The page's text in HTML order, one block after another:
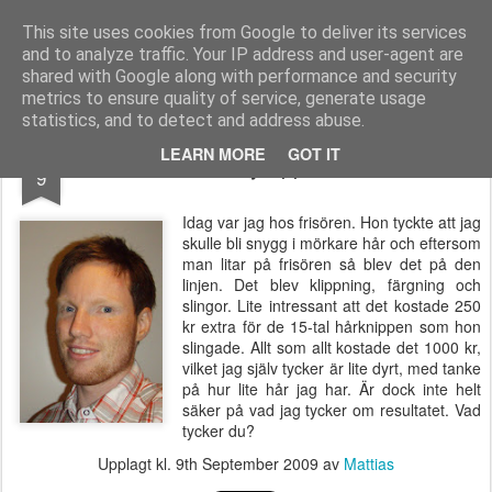
This site uses cookies from Google to deliver its services
and to analyze traffic. Your IP address and user-agent are
shared with Google along with performance and security
metrics to ensure quality of service, generate usage
statistics, and to detect and address abuse.
LEARN MORE GOT IT
Functional Fitness by Mattias - Träningsinspiration & träningsfilmer
Pages
9 Nyklippt
Idag var jag hos frisören. Hon tyckte att jag
skulle bli snygg i mörkare hår och eftersom
man litar på frisören så blev det på den
linjen. Det blev klippning, färgning och
slingor. Lite intressant att det kostade 250
kr extra för de 15-tal hårknippen som hon
slingade. Allt som allt kostade det 1000 kr,
vilket jag själv tycker är lite dyrt, med tanke
på hur lite hår jag har. Är dock inte helt
säker på vad jag tycker om resultatet. Vad
tycker du?
Upplagt kl. 9th September 2009 av Mattias